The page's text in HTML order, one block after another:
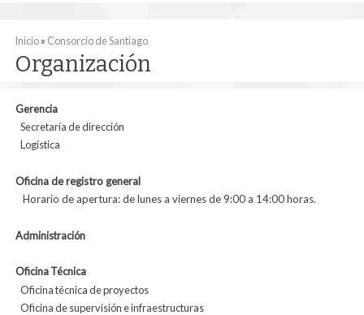
Se encuentra usted aquí
Inicio» Consorcio de Santiago
Organización
Gerencia
Secretaría de dirección
Logística
Oficina de registro general
Horario de apertura: de lunes a viernes de 9:00 a 14:00 horas.
Administración
Oficina Técnica
Oficina técnica de proyectos
Oficina de supervisión e infraestructuras